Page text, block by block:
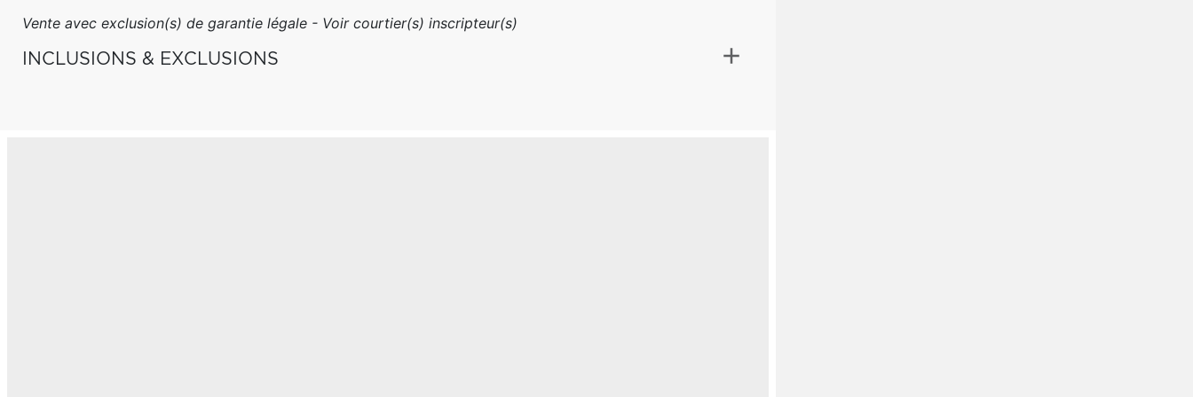
Vente avec exclusion(s) de garantie légale - Voir courtier(s) inscripteur(s)
INCLUSIONS & EXCLUSIONS